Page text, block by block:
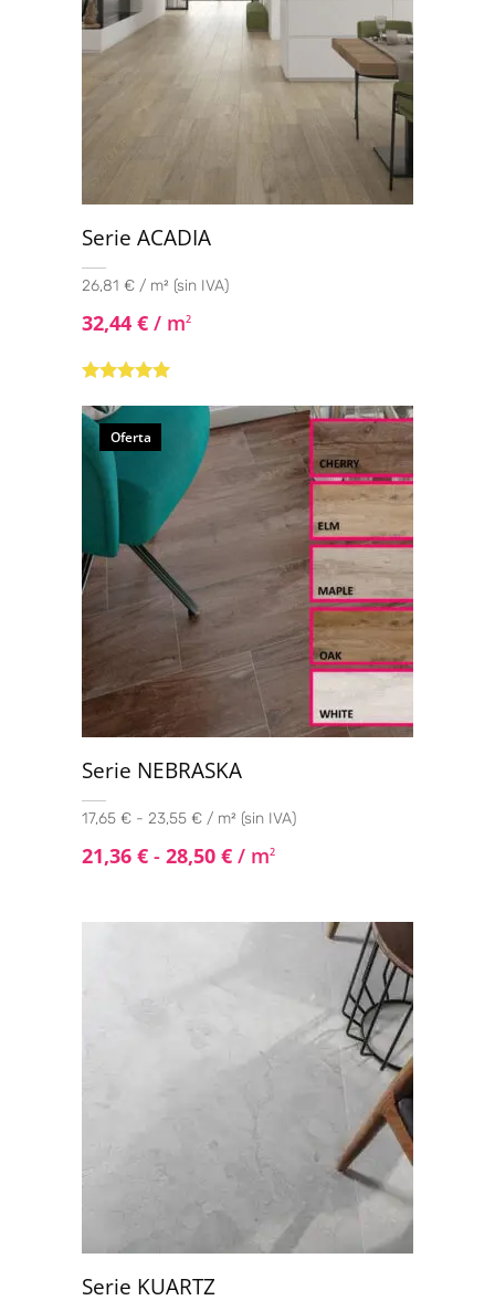
Serie ACADIA
26,81 € / m² (sin IVA)
32,44 € / m2
5.00de 5
Oferta
Serie NEBRASKA
17,65 € - 23,55 € / m² (sin IVA)
21,36 € - 28,50 € / m2
Serie KUARTZ